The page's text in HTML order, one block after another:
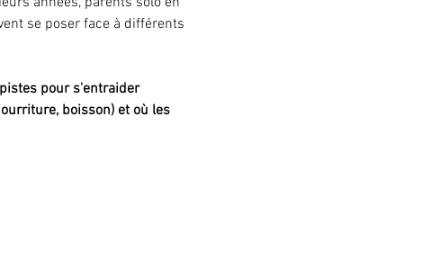
se poser face à différents
pour s'entraider
boisson) et où les